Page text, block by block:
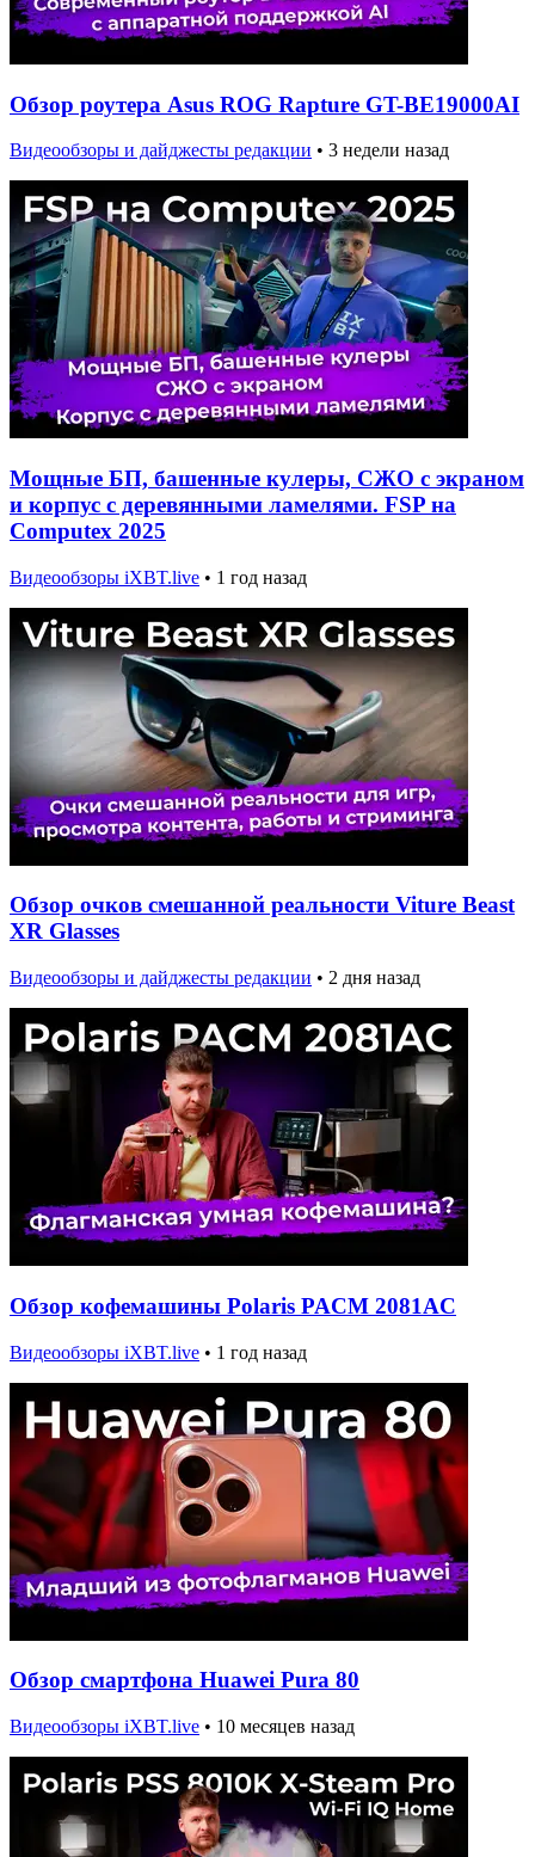
Обзор роутера Asus ROG Rapture GT-BE19000AI
Видеообзоры и дайджесты редакции • 3 недели назад
Мощные БП, башенные кулеры, СЖО с экраном
и корпус с деревянными ламелями. FSP на
Computex 2025
Видеообзоры iXBT.live • 1 год назад
Обзор очков смешанной реальности Viture Beast
XR Glasses
Видеообзоры и дайджесты редакции • 2 дня назад
Обзор кофемашины Polaris PACM 2081AC
Видеообзоры iXBT.live • 1 год назад
Обзор смартфона Huawei Pura 80
Видеообзоры iXBT.live • 10 месяцев назад